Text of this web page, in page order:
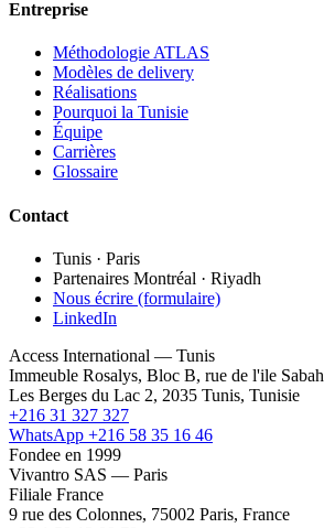
Entreprise
Méthodologie ATLAS
Modèles de delivery
Réalisations
Pourquoi la Tunisie
Équipe
Carrières
Glossaire
Contact
Tunis · Paris
Partenaires Montréal · Riyadh
Nous écrire (formulaire)
LinkedIn
Access International — Tunis
Immeuble Rosalys, Bloc B, rue de l'ile Sabah
Les Berges du Lac 2, 2035 Tunis, Tunisie
+216 31 327 327
WhatsApp +216 58 35 16 46
Fondee en 1999
Vivantro SAS — Paris
Filiale France
9 rue des Colonnes, 75002 Paris, France